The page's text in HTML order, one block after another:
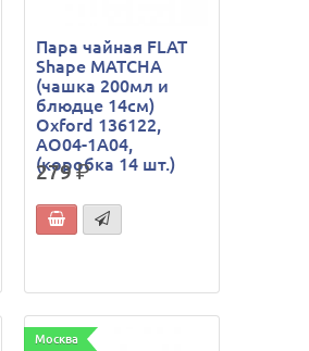
Пара чайная FLAT
Shape MATCHA
(чашка 200мл и
блюдце 14см)
Oxford 136122,
AO04-1A04,
(коробка 14 шт.)
279р.
Москва